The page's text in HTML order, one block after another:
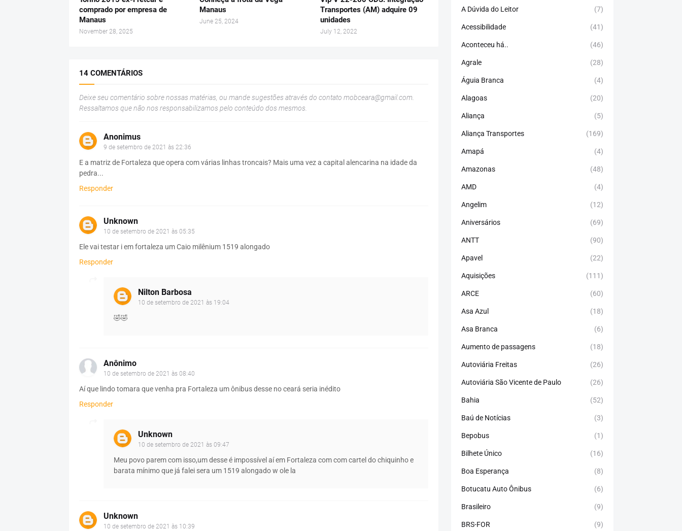
comprado por empresa de
Manaus
November 28, 2025
Manaus
June 25, 2024
Transportes (AM) adquire 09
unidades
July 12, 2022
14 COMENTÁRIOS
Deixe seu comentário sobre nossas matérias, ou mande sugestões através do contato mobceara@gmail.com
Ressaltamos que não nos responsabilizamos pelo conteúdo dos mesmos.
Anonimus
9 de setembro de 2021 às 22:36
E a matriz de Fortaleza que opera com várias linhas troncais? Mais uma vez a capital alencarina na idade da
pedra...
Responder
Unknown
10 de setembro de 2021 às 05:35
Ele vai testar i em fortaleza um Caio milênium 1519 alongado
Responder
Nilton Barbosa
10 de setembro de 2021 às 19:04
🤣🤣
Anônimo
10 de setembro de 2021 às 08:40
Aí que lindo tomara que venha pra Fortaleza um ônibus desse no ceará seria inédito
Responder
Unknown
10 de setembro de 2021 às 09:47
Meu povo parem com isso,um desse é impossível aí em Fortaleza com com cartel do chiquinho e
barata mínimo que já falei sera um 1519 alongado w ole la
Unknown
10 de setembro de 2021 às 10:39
A Dúvida do Leitor (7)
Acessibilidade (41)
Aconteceu há.. (46)
Agrale (28)
Águia Branca (4)
Alagoas (20)
Aliança (5)
Aliança Transportes (169)
Amapá (4)
Amazonas (48)
AMD (4)
Angelim (12)
Aniversários (69)
ANTT (90)
Apavel (22)
Aquisições (111)
ARCE (60)
Asa Azul (18)
Asa Branca (6)
Aumento de passagens (18)
Autoviária Freitas (26)
Autoviária São Vicente de Paulo (26)
Bahia (52)
Baú de Notícias (3)
Bepobus (1)
Bilhete Único (16)
Boa Esperança (8)
Botucatu Auto Ônibus (6)
Brasileiro (9)
BRS-FOR (9)